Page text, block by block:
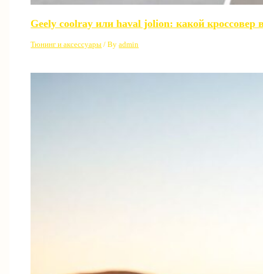
Geely coolray или haval jolion: какой кроссовер
Тюнинг и аксессуары / Byadmin